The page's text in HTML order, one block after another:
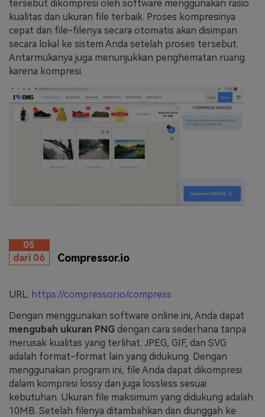
tersebut dikompresi oleh software menggunakan rasio
kualitas dan ukuran file terbaik. Proses kompresinya
cepat dan file-filenya secara otomatis akan disimpan
secara lokal ke sistem Anda setelah proses tersebut.
Antarmukanya juga menunjukkan penghematan ruang
karena kompresi.
05
dari 06
Compressor.io
URL: https://compressor.io/compress
Dengan menggunakan software online ini, Anda dapat
mengubah ukuran PNG dengan cara sederhana tanpa
merusak kualitas yang terlihat. JPEG, GIF, dan SVG
adalah format-format lain yang didukung. Dengan
menggunakan program ini, file Anda dapat dikompresi
dalam kompresi lossy dan juga lossless sesuai
kebutuhan. Ukuran file maksimum yang didukung adalah
10MB. Setelah filenya ditambahkan dan diunggah ke